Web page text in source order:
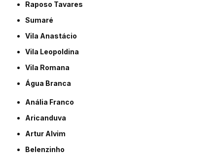
Raposo Tavares
Sumaré
Vila Anastácio
Vila Leopoldina
Vila Romana
Água Branca
Anália Franco
Aricanduva
Artur Alvim
Belenzinho